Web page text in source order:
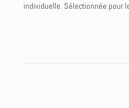
individuelle. Sélectionnée pour